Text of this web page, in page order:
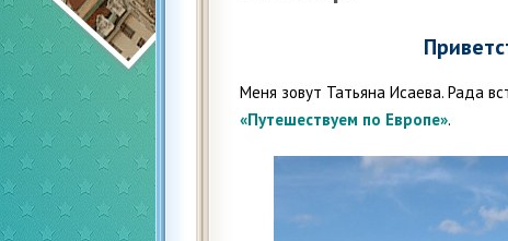
Меня зовут Татьяна Исаева. Рада
«Путешествуем по Европе».